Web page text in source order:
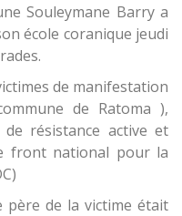
Souleymane Barry a
école coranique jeudi
de manifestation
de Ratoma ),
résistance active et
front national pour la
père de la victime était